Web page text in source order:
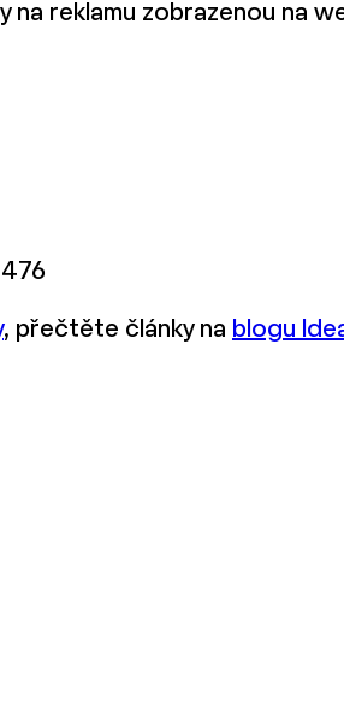
na reklamu zobrazenou na
, přečtěte články na blogu